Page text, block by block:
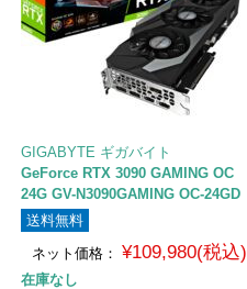
GIGABYTE ギガバイト
GeForce RTX 3090 GAMING OC
24G GV-N3090GAMING OC-24GD
送料無料
ネット価格： ¥109,980(税込)
在庫なし